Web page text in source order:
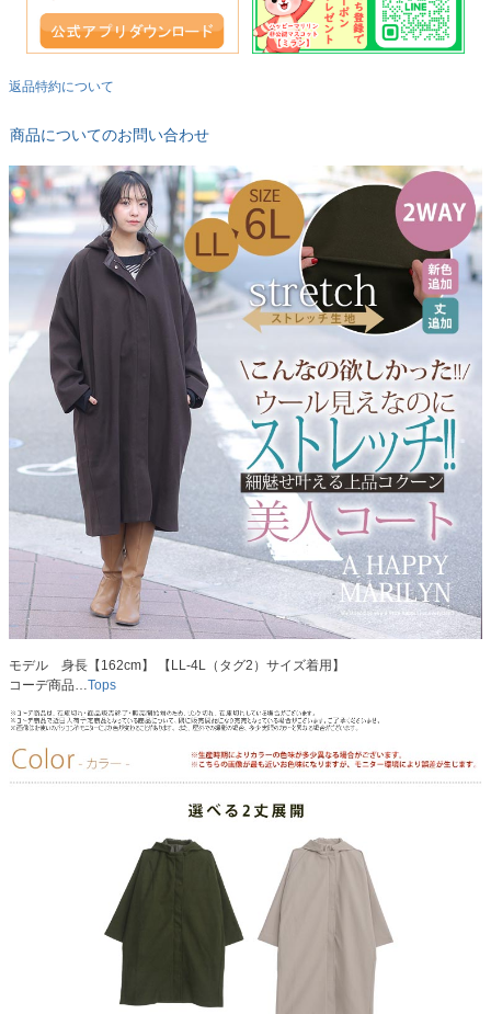
返品特約について
商品についてのお問い合わせ
モデル 身長【162cm】 【LL-4L（タグ2）サイズ着用】
コーデ商品…Tops